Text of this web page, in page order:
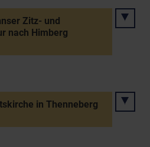
Zitz- und
nach Himberg
in Thenneberg